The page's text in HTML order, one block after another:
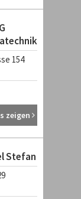
154
zeigen
Stefan